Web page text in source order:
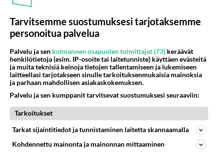
TAULAPÄÄ USKO TOTUUTTA!
Sinulle on ihan turha sanoa totuuksia koska ET
TAULAPÄÄ USKO TOTUUTTA!
Äänestä SDPTuota noin sinä foorumin trolli .
Sinulle on ihan turha sanoa totuuksia koska ET
Tarvitsemme suostumuksesi tarjotaksemme
personoitua palvelua
Palvelu ja sen kolmannen osapuolen toimittajat (73) keräävät
henkilötietoja (esim. IP-osoite tai laitetunniste) käyttäen evästeitä
ja muita teknisiä keinoja tietojen tallentamiseen ja lukemiseen
laitteellasi tarjotakseen sinulle tarkoituksenmukaisia mainoksia
ja parhaan mahdollisen asiakaskokemuksen.
Palvelu ja sen kumppanit tarvitsevat suostumuksesi seuraaviin:
Tarkoitukset
Tarkat sijaintitiedot ja tunnistaminen laitetta skannaamalla
Kohdennettu mainonta ja mainonnan mittaaminen